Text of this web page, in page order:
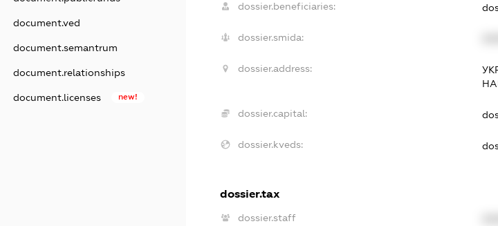
document.ved
document.semantrum
document.relationships
document.licenses new!
dossier.beneficiaries:
dossier.smida:
dossier.address:
dossier.capital:
dossier.kveds:
dossier.tax
dossier.staff